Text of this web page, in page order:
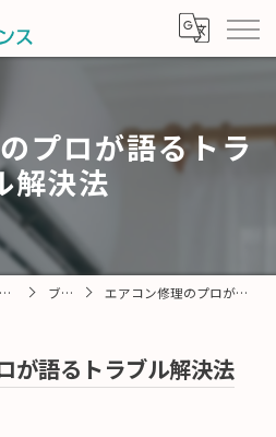
プロが語るトラ
解決法
名古屋のエアコンなら有限会社富士メンテナンス ブログ エアコン修理のプロが語るトラブル解決法
が語るトラブル解決法